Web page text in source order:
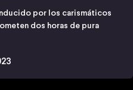
por los carismáticos
dos horas de pura